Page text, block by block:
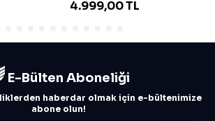
4.999,00TL
E-Bülten Aboneliği
haberdar olmak için e-bültenimize
abone olun!